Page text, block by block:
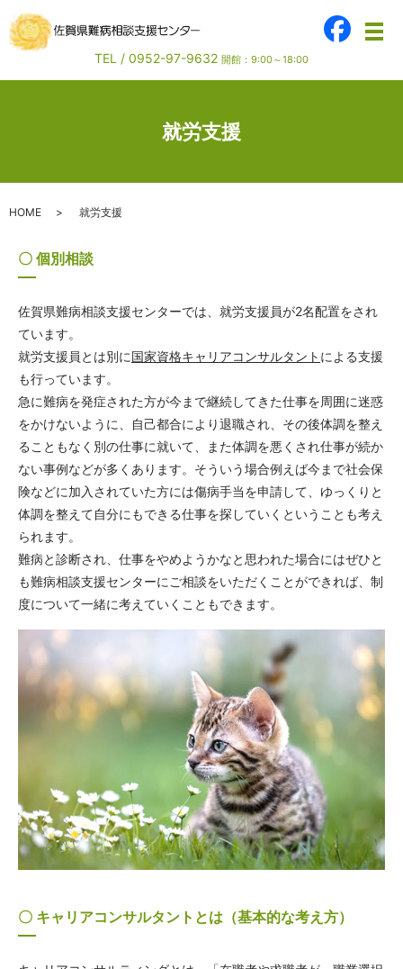
メ
TEL / 0952-97-9632 開館：9:00～18:00
就労支援
HOME 就労支援
〇 個別相談
佐賀県難病相談支援センターでは、就労支援員が2名配置をされ
ています。
就労支援員とは別に国家資格キャリアコンサルタント による支援
も行っています。
急に難病を発症された方が今まで継続してきた仕事を周囲に迷惑
をかけないように、自己都合により退職され、その後体調を整え
ることもなく別の仕事に就いて、また体調を悪くされ仕事が続か
ない事例などが多くあります。そういう場合例えば今まで社会保
険などに加入されていた方には傷病手当を申請して、ゆっくりと
体調を整えて自分にもできる仕事を探していくということも考え
られます。
難病と診断され、仕事をやめようかなと思われた場合にはぜひと
も難病相談支援センターにご相談をいただくことができれば、制
度について一緒に考えていくこともできます。
〇 キャリアコンサルタントとは（基本的な考え方）